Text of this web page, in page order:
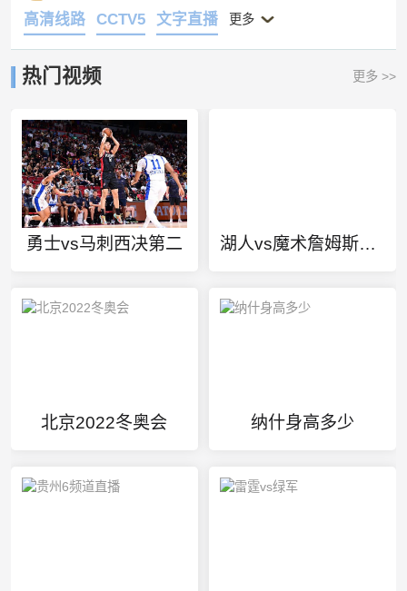
高清线路 CCTV5 文字直播 更多
热门视频 更多 >>
勇士vs马刺西决第二 湖人vs魔术詹姆斯集锦
北京2022冬奥会 纳什身高多少